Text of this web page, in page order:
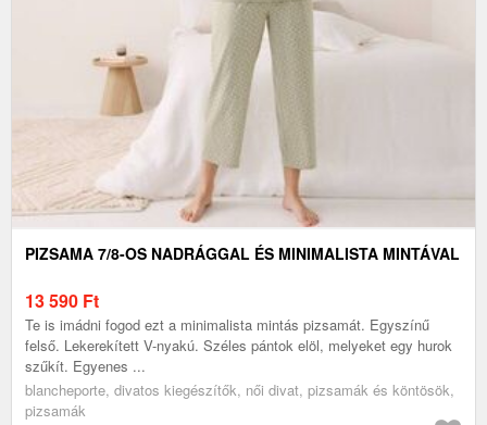
PIZSAMA 7/8-OS NADRÁGGAL ÉS MINIMALISTA MINTÁVAL
13 590 Ft
Te is imádni fogod ezt a minimalista mintás pizsamát. Egyszínű
felső. Lekerekített V-nyakú. Széles pántok elöl, melyeket egy hurok
szűkít. Egyenes ...
blancheporte, divatos kiegészítők, női divat, pizsamák és köntösök,
pizsamák